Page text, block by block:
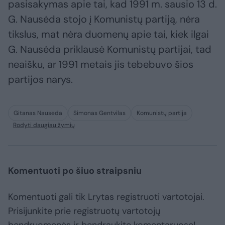
pasisakymas apie tai, kad 1991 m. sausio 13 d.
G. Nausėda stojo į Komunistų partiją, nėra
tikslus, mat nėra duomenų apie tai, kiek ilgai
G. Nausėda priklausė Komunistų partijai, tad
neaišku, ar 1991 metais jis tebebuvo šios
partijos narys.
Gitanas Nausėda Simonas Gentvilas
Komunistų partija
Rodyti daugiau žymių
Komentuoti po šiuo straipsniu
Komentuoti gali tik Lrytas registruoti vartotojai.
Prisijunkite prie registruotų vartotojų